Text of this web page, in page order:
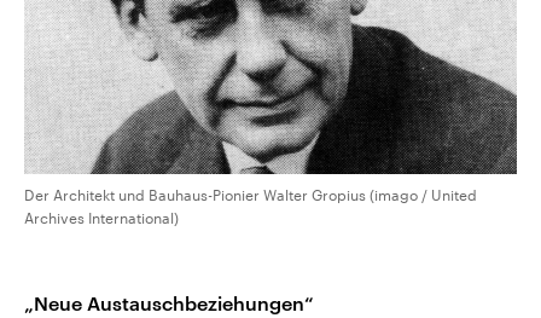
Der Architekt und Bauhaus-Pionier Walter Gropius (imago / United
Archives International)
„Neue Austauschbeziehungen“